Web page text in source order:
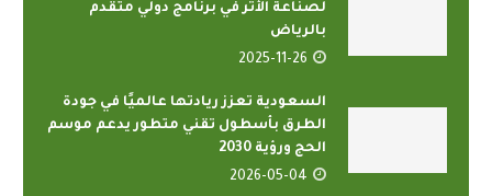
لصناعة الأثر في برنامج دولي متقدم
بالرياض
2025-11-26
السعودية تعزز ريادتها عالميًا في جودة
الطرق بأسطول تقني متطور يدعم موسم
الحج ورؤية 2030
2026-05-04